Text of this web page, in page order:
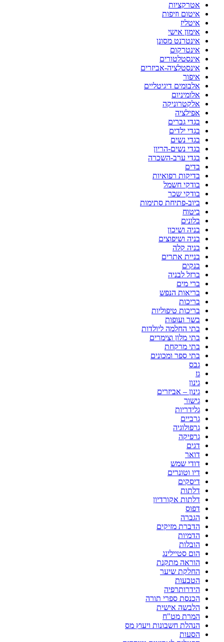
אטרקציות
איטום וזיפות
איטליז
אימון אישי
אינטרנט מסונן
אינטרקום
אינסטלטורים
אינסטלציה-אביזרים
איפור
אלבומים דיגיטליים
אלומיניום
אלקטרוניקה
אפילציה
בגדי גברים
בגדי ילדים
בגדי נשים
בגדי נשים-הריון
בגדי ערב-השכרה
בדים
בדיקות רפואיות
בודקי חשמל
בודקי שכר
ביוב-פתיחת סתימות
ביטוח
בלונים
בניה ושיכון
בניה ושיפוצים
בניה קלה
בניית אתרים
בנקים
ברזל לבניה
ברי מים
בריאות הנפש
בריכות
בריכות טיפוליות
בשר ועופות
בתי החלמה ליולדות
בתי מלון וצימרים
בתי מרקחת
בתי ספר ומכונים
גבס
גז
גינון
גינון – אביזרים
גישור
גלידריות
גרביים
גרפולוגיה
גרפיקה
דגים
דואר
דודי שמש
דיו וטונרים
דיסקים
דלתות
דלתות אקורדיון
דפוס
הגברה
הדברת מזיקים
הדמיות
הובלות
הום סטיילינג
הוראה מתקנת
החלקת שיער
הטבעות
הידרותרפיה
הכנסת ספרי תורה
הלבשה אישית
המרת מט"ח
הנהלת חשבונות ויעוץ מס
הסעות